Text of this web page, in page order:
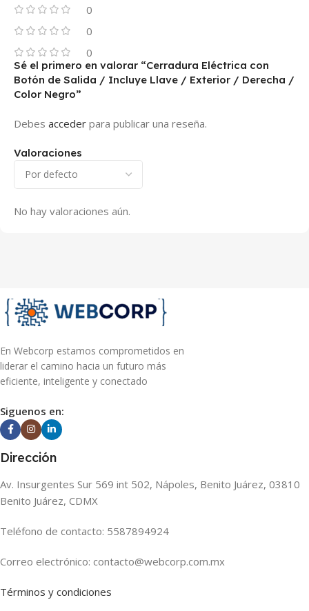
0
0
0
Valoraciones
No hay valoraciones aún.
Sé el primero en valorar “Cerradura Eléctrica con
Botón de Salida / Incluye Llave / Exterior / Derecha /
Color Negro”
Debes acceder para publicar una reseña.
En Webcorp estamos comprometidos en
liderar el camino hacia un futuro más
eficiente, inteligente y conectado
Siguenos en:
Dirección
Av. Insurgentes Sur 569 int 502, Nápoles, Benito Juárez, 03810
Benito Juárez, CDMX
Teléfono de contacto: 5587894924
Correo electrónico: contacto@webcorp.com.mx
Términos y condiciones